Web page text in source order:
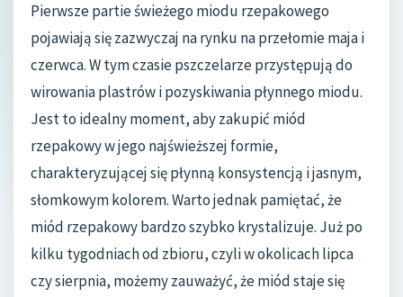
Pierwsze partie świeżego miodu rzepakowego
pojawiają się zazwyczaj na rynku na przełomie maja i
czerwca. W tym czasie pszczelarze przystępują do
wirowania plastrów i pozyskiwania płynnego miodu.
Jest to idealny moment, aby zakupić miód
rzepakowy w jego najświeższej formie,
charakteryzującej się płynną konsystencją i jasnym,
słomkowym kolorem. Warto jednak pamiętać, że
miód rzepakowy bardzo szybko krystalizuje. Już po
kilku tygodniach od zbioru, czyli w okolicach lipca
czy sierpnia, możemy zauważyć, że miód staje się